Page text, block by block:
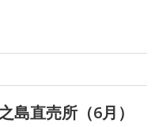
直売所（6月）